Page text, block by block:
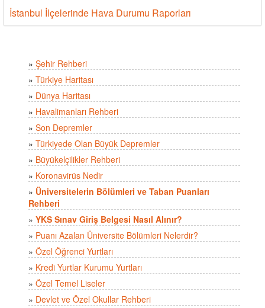
İstanbul İlçelerinde Hava Durumu Raporları
» Şehir Rehberi
» Türkiye Haritası
» Dünya Haritası
» Havalimanları Rehberi
» Son Depremler
» Türkiyede Olan Büyük Depremler
» Büyükelçilikler Rehberi
» Koronavirüs Nedir
» Üniversitelerin Bölümleri ve Taban Puanları
Rehberi
» YKS Sınav Giriş Belgesi Nasıl Alınır?
» Puanı Azalan Üniversite Bölümleri Nelerdir?
» Özel Öğrenci Yurtları
» Kredi Yurtlar Kurumu Yurtları
» Özel Temel Liseler
» Devlet ve Özel Okullar Rehberi